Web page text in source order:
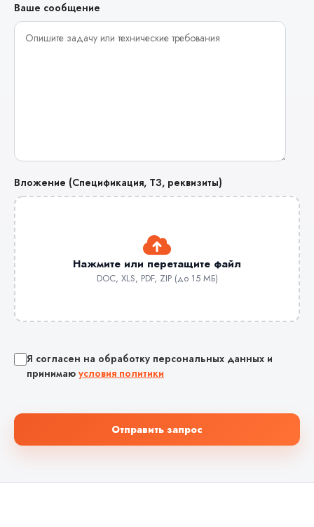
Ваше сообщение
Вложение (Спецификация, ТЗ, реквизиты)
Нажмите или перетащите файл
DOC, XLS, PDF, ZIP (до 15 МБ)
Я согласен на обработку персональных данных и
принимаю условия политики
Отправить запрос